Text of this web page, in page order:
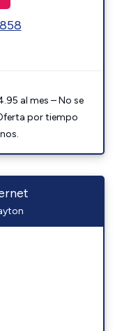
al mes – No se
por tiempo